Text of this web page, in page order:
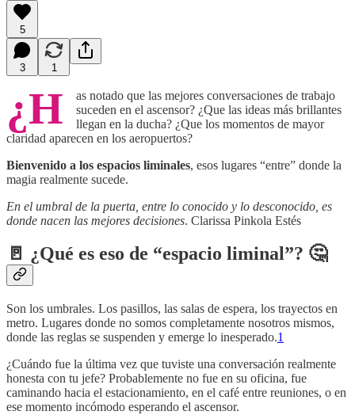
5
3 1
¿H
as notado que las mejores conversaciones de trabajo
suceden en el ascensor? ¿Que las ideas más brillantes
llegan en la ducha? ¿Que los momentos de mayor
claridad aparecen en los aeropuertos?
Bienvenido a los espacios liminales, esos lugares “entre” donde la
magia realmente sucede.
En el umbral de la puerta, entre lo conocido y lo desconocido, es
donde nacen las mejores decisiones. Clarissa Pinkola Estés
🚪 ¿Qué es eso de “espacio liminal”? 🤔
Son los umbrales. Los pasillos, las salas de espera, los trayectos en
metro. Lugares donde no somos completamente nosotros mismos,
donde las reglas se suspenden y emerge lo inesperado.1
¿Cuándo fue la última vez que tuviste una conversación realmente
honesta con tu jefe? Probablemente no fue en su oficina, fue
caminando hacia el estacionamiento, en el café entre reuniones, o en
ese momento incómodo esperando el ascensor.